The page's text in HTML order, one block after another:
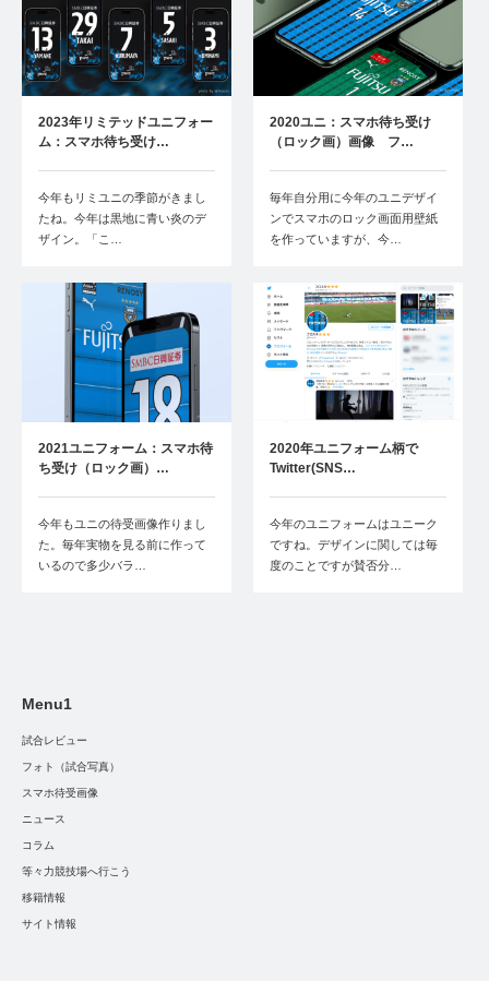
2023年リミテッドユニフォー
ム：スマホ待ち受け…
今年もリミユニの季節がきまし
たね。今年は黒地に青い炎のデ
ザイン。「こ…
2020ユニ：スマホ待ち受け
（ロック画）画像 フ…
毎年自分用に今年のユニデザイ
ンでスマホのロック画面用壁紙
を作っていますが、今…
2021ユニフォーム：スマホ待
ち受け（ロック画）…
今年もユニの待受画像作りまし
た。毎年実物を見る前に作って
いるので多少バラ…
2020年ユニフォーム柄で
Twitter(SNS…
今年のユニフォームはユニーク
ですね。デザインに関しては毎
度のことですが賛否分…
Menu1
試合レビュー
フォト（試合写真）
スマホ待受画像
ニュース
コラム
等々力競技場へ行こう
移籍情報
サイト情報